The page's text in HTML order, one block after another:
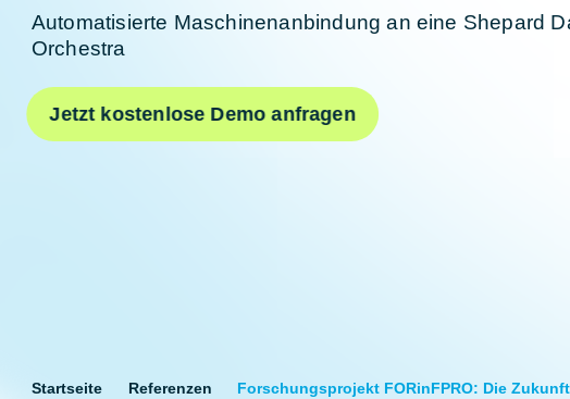
Automatisierte Maschinenanbindung an eine Shepard
Orchestra
Jetzt kostenlose Demo anfragen
Startseite Referenzen Forschungsprojekt FORinFPRO: Die